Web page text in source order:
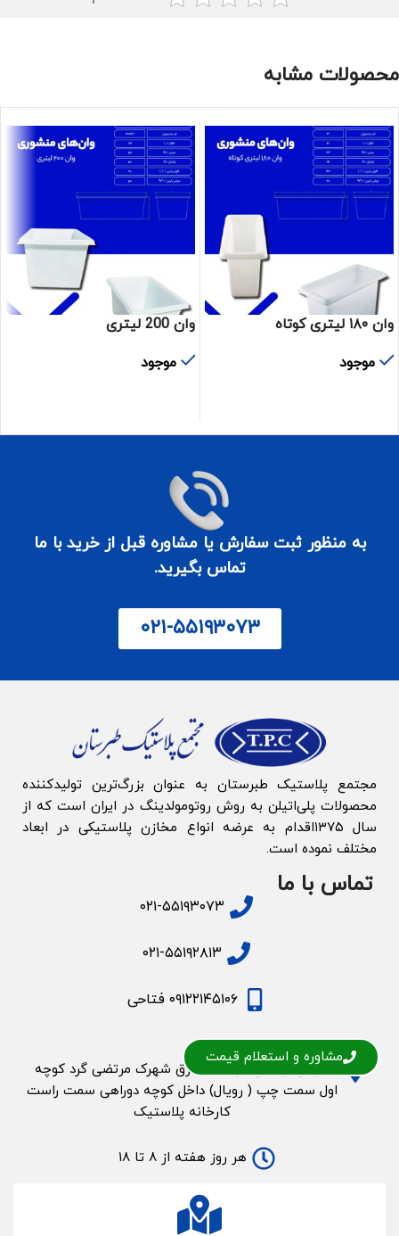
محصولات مشابه
وان ۱۸۰ لیتری کوتاه
موجود
وان 200 لیتری
موجود
به منظور ثبت سفارش یا مشاوره قبل از خرید با ما
تماس بگیرید.
۰۲۱-۵۵۱۹۳۰۷۳
مجتمع پلاستیک طبرستان به‌ عنوان بزرگ‌‌ترین تولیدکننده
محصولات پلی‌اتیلن به روش روتومولدینگ در ایران است که از
سال ۱۳۷۵اقدام به عرضه انواع مخازن پلاستیکی در ابعاد
مختلف نموده است.
مشاوره و استعلام قیمت
تماس با ما
۰۲۱-۵۵۱۹۳۰۷۳
۰۲۱-۵۵۱۹۲۸۱۳
۰۹۱۲۲۱۴۵۱۰۶ فتاحی
مراجعه حضوری
اتوبان ازادگان غرب به شرق شهرک مرتضی گرد کوچه
اول سمت چپ ( رویال) داخل کوچه دوراهی سمت راست
کارخانه پلاستیک
هر روز هفته از ۸ تا ۱۸